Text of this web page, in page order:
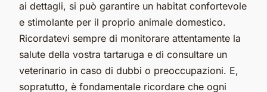
ai dettagli, si può garantire un habitat confortevole
e stimolante per il proprio animale domestico.
Ricordatevi sempre di monitorare attentamente la
salute della vostra tartaruga e di consultare un
veterinario in caso di dubbi o preoccupazioni. E,
sopratutto, è fondamentale ricordare che ogni